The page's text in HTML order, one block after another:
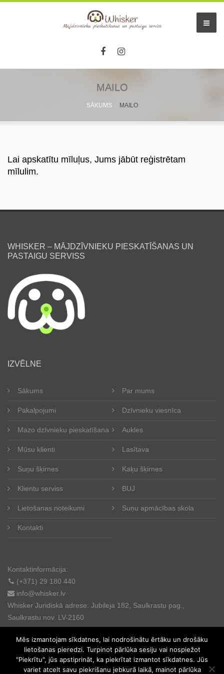
lv
MAILO
SĀKUMS MAILO
Lai apskatītu mīluļus, Jums jābūt reģistrētam
mīlulim.
WHISKER – MĀJDZĪVNIEKU PIESKATĪŠANAS UN
PASTAIGU SERVISS
IZVĒLNE
Sākums Par mums
Pakalpojumi Dzīvnieku viesnīca
Mazo dzīvnieku pieskatīšana Aukles
Mūsu klienti Lasītava
Suņu šķirnes Kaķu šķirnes
Klientu serviss BUJ
Lietošanas noteikumi Suņu apmācības skola
Kontakti
Kontaktinformācija:
(+371) 29 180 440
info@whisker.lv
Whisker Juridiskā adrese: Jubileja 182, Saulkrastu pag.,
Saulkrastu nov. LV-2160
Mēs izmantojam sīkdatnes, lai nodrošinātu ērtāku un drošāku
lietošanas pieredzi. Turpinot pārlūka sesiju vai nospiežot
"Piekrītu", jūs apstiprināt, ka piekrītat izmantot sīkdatnes. Jūs
variet atcelt savu piekrišanu jebkurā laikā, mainot pārlūka